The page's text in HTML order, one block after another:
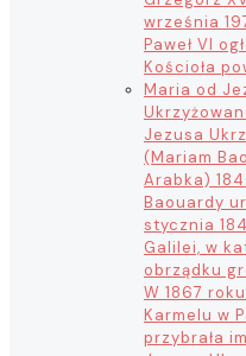
września
Paweł VI
Kościoła
Maria od
Jezusa
(Mariam
Arabka)
Baouardy
stycznia
Galilei, w
obrządku
W 1867
Karmelu w
przybrała